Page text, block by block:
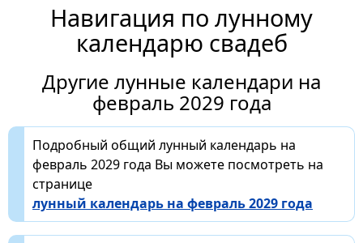
Навигация по лунному
календарю свадеб
Другие лунные календари на
февраль 2029 года
Подробный общий лунный календарь на
февраль 2029 года Вы можете посмотреть на
странице
лунный календарь на февраль 2029 года